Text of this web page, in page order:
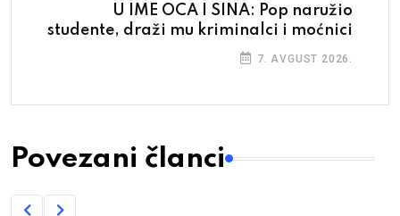
U IME OCA I SINA: Pop naružio
studente, draži mu kriminalci i moćnici
7. AVGUST 2026.
Povezani članci